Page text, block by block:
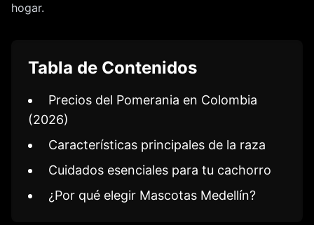
hogar.
Tabla de Contenidos
Precios del Pomerania en Colombia
(2026)
Características principales de la raza
Cuidados esenciales para tu cachorro
¿Por qué elegir Mascotas Medellín?